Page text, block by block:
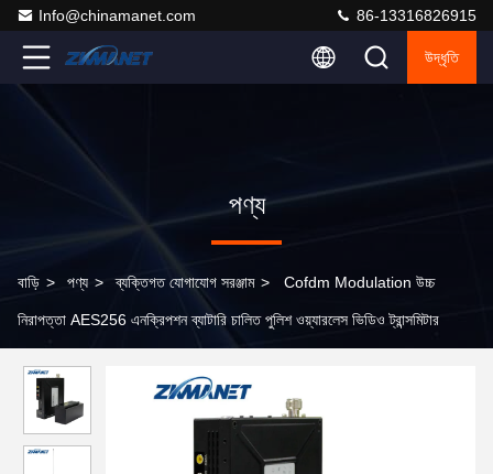
Info@chinamanet.com 86-13316826915
উদ্ধৃতি
পণ্য
বাড়ি > পণ্য > ব্যক্তিগত যোগাযোগ সরঞ্জাম > Cofdm Modulation উচ্চ
নিরাপত্তা AES256 এনক্রিপশন ব্যাটারি চালিত পুলিশ ওয়্যারলেস ভিডিও ট্রান্সমিটার